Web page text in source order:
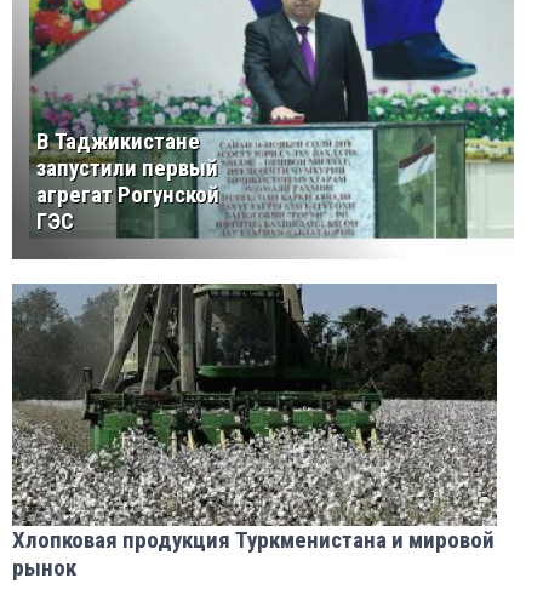
В Таджикистане
запустили первый
агрегат Рогунской
ГЭС
Хлопковая продукция Туркменистана и мировой
рынок